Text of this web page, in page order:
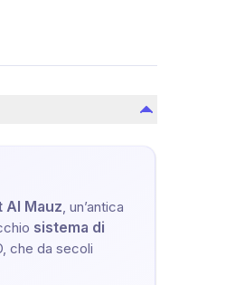
Al Mauz, un’antica
sistema di
che da secoli